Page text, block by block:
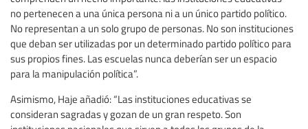
no pertenecen a una única persona ni a un único partido político.
No representan a un solo grupo de personas. No son instituciones
que deban ser utilizadas por un determinado partido político para
sus propios fines. Las escuelas nunca deberían ser un espacio
para la manipulación política”.
Asimismo, Haje añadió: “Las instituciones educativas se
consideran sagradas y gozan de un gran respeto. Son